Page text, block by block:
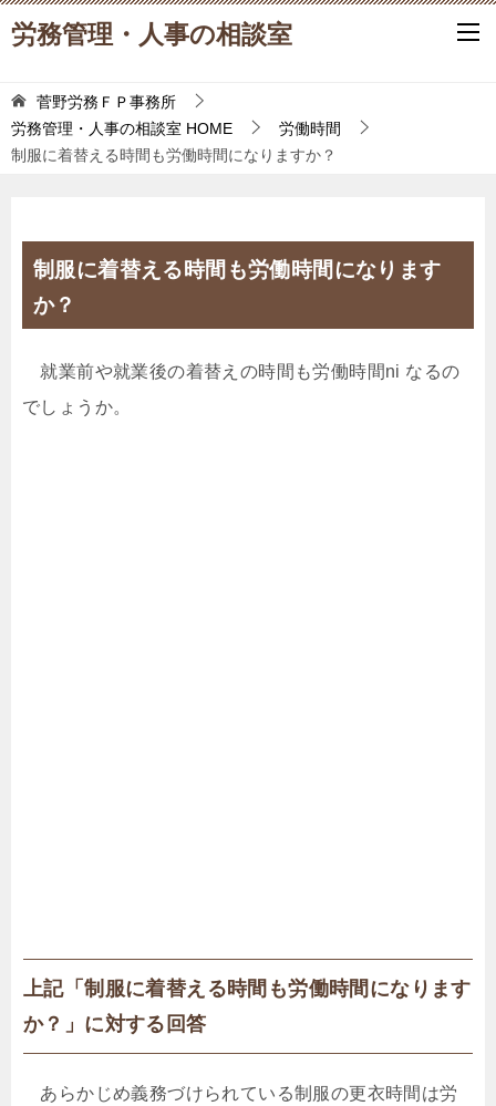
労務管理・人事の相談室
菅野労務ＦＰ事務所
労務管理・人事の相談室 HOME
労働時間
制服に着替える時間も労働時間になりますか？
制服に着替える時間も労働時間になります
か？
就業前や就業後の着替えの時間も労働時間ni なるの
でしょうか。
上記「制服に着替える時間も労働時間になります
か？」に対する回答
あらかじめ義務づけられている制服の更衣時間は労